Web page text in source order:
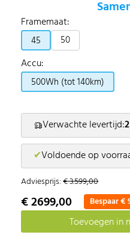
Framemaat:
45 50
Accu:
500Wh (tot 140km)
Verwachte levertijd:
✔Voldoende op
Adviesprijs:€ 3.599,00
€ 2699,00 Bespaar €